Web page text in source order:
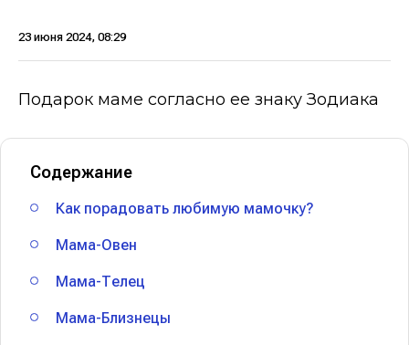
23 июня 2024, 08:29
Подарок маме согласно ее знаку Зодиака
Содержание
Как порадовать любимую мамочку?
Мама-Овен
Мама-Телец
Мама-Близнецы